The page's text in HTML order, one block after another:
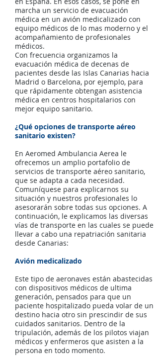
marcha un servicio de evacuación
médica en un avión medicalizado con
equipo médicos de lo mas moderno y el
acompañamiento de profesionales
médicos.
Con frecuencia organizamos la
evacuación médica de decenas de
pacientes desde las Islas Canarias hacia
Madrid o Barcelona, por ejemplo, para
que rápidamente obtengan asistencia
médica en centros hospitalarios con
mejor equipo sanitario.
¿Qué opciones de transporte aéreo
sanitario existen?
En Aeromed Ambulancia Aerea le
ofrecemos un amplio portafolio de
servicios de transporte aéreo sanitario,
que se adapta a cada necesidad.
Comuníquese para explicarnos su
situación y nuestros profesionales lo
asesorarán sobre todas sus opciones. A
continuación, le explicamos las diversas
vías de transporte en las cuales se puede
llevar a cabo una repatriación sanitaria
desde Canarias:
Avión medicalizado
Este tipo de aeronaves están abastecidas
con dispositivos médicos de ultima
generación, pensados para que un
paciente hospitalizado pueda volar de un
destino hacia otro sin prescindir de sus
cuidados sanitarios. Dentro de la
tripulación, además de los pilotos viajan
médicos y enfermeros que asisten a la
persona en todo momento.